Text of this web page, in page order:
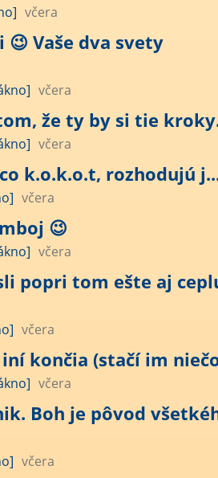
včera
Vaše dva svety
včera
že ty by si tie
včera
k.o.k.o.t, rozhodujú
včera
😉
včera
popri tom ešte aj
včera
končia (stačí im
včera
Boh je pôvod
včera